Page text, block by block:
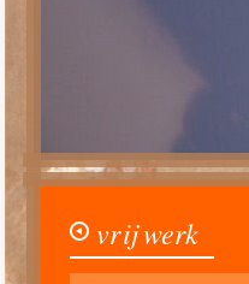
vrij werk